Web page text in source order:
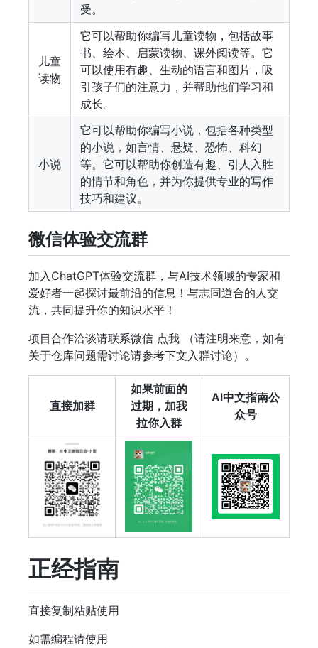
受。
儿童
读物
它可以帮助你编写儿童读物，包括故事
书、绘本、启蒙读物、课外阅读等。它
可以使用有趣、生动的语言和图片，吸
引孩子们的注意力，并帮助他们学习和
成长。
小说
它可以帮助你编写小说，包括各种类型
的小说，如言情、悬疑、恐怖、科幻
等。它可以帮助你创造有趣、引人入胜
的情节和角色，并为你提供专业的写作
技巧和建议。
微信体验交流群
加入ChatGPT体验交流群，与AI技术领域的专家和
爱好者一起探讨最前沿的信息！与志同道合的人交
流，共同提升你的知识水平！
项目合作洽谈请联系微信 点我 （请注明来意，如有
关于仓库问题需讨论请参考下文入群讨论）。
直接加群
如果前面的
过期，加我
拉你入群
AI中文指南公
众号
正经指南
直接复制粘贴使用
如需编程请使用